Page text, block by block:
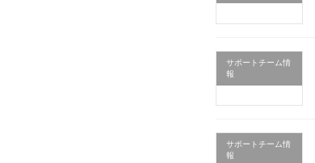
サポートチーム情
報
サポートチーム情
報